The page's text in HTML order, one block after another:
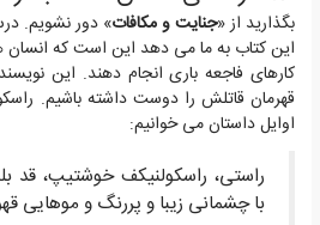
بگذارید از «جنایت و مکافات» دور نشویم.
این کتاب به ما می دهد این است که
کارهای فاجعه باری انجام دهند. این
قهرمان قاتلش را دوست داشته باشیم.
اوایل داستان می خوانیم:
راستی، راسکولنیکف خوشتیپ، قد
با چشمانی زیبا و پررنگ و موهایی